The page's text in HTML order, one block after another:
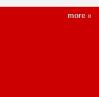
more »